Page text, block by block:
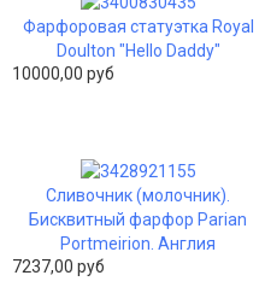
Фарфоровая статуэтка Royal
Doulton "Hello Daddy"
10000,00 руб
Сливочник (молочник).
Бисквитный фарфор Parian
Portmeirion. Англия
7237,00 руб